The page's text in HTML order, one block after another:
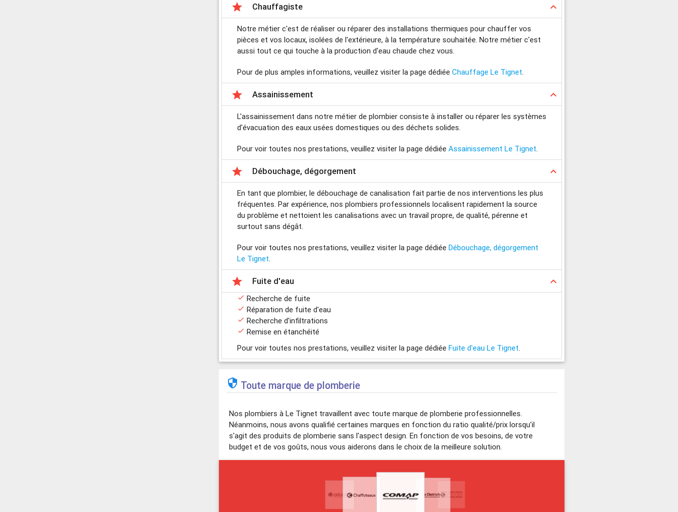
 keyboard_arrow_up
Chauffagiste
Notre métier c'est de réaliser ou réparer des installations thermiques pour chauffer vos
pièces et vos locaux, isolées de l'extérieure, à la température souhaitée. Notre métier c'est
aussi tout ce qui touche à la production d'eau chaude chez vous.
Pour de plus amples informations, veuillez visiter la page dédiéeChauffage Le Tignet
 keyboard_arrow_up
Assainissement
L'assainissement dans notre métier de plombier consiste à installer ou réparer les systèmes
d'évacuation des eaux usées domestiques ou des déchets solides.
Pour voir toutes nos prestations, veuillez visiter la page dédiéeAssainissement Le Tignet
 keyboard_arrow_up
Débouchage, dégorgement
En tant que plombier, le débouchage de canalisation fait partie de nos interventions les plus
fréquentes. Par expérience, nos plombiers professionnels localisent rapidement la source
du problème et nettoient les canalisations avec un travail propre, de qualité, pérenne et
surtout sans dégât.
Pour voir toutes nos prestations, veuillez visiter la page dédiéeDébouchage, dégorgement
Le Tignet
 keyboard_arrow_up
Fuite d'eau
 Recherche de fuite
 Réparation de fuite d'eau
 Recherche d'infiltrations
 Remise en étanchéité
Pour voir toutes nos prestations, veuillez visiter la page dédiéeFuite d'eau Le Tignet
 Toute marque de plomberie
Nos plombiers à Le Tignet travaillent avec toute marque de plomberie professionnelles.
Néanmoins, nous avons qualifié certaines marques en fonction du ratio qualité/prix lorsqu'il
s'agit des produits de plomberie sans l'aspect design. En fonction de vos besoins, de votre
budget et de vos goûts, nous vous aiderons dans le choix de la meilleure solution.